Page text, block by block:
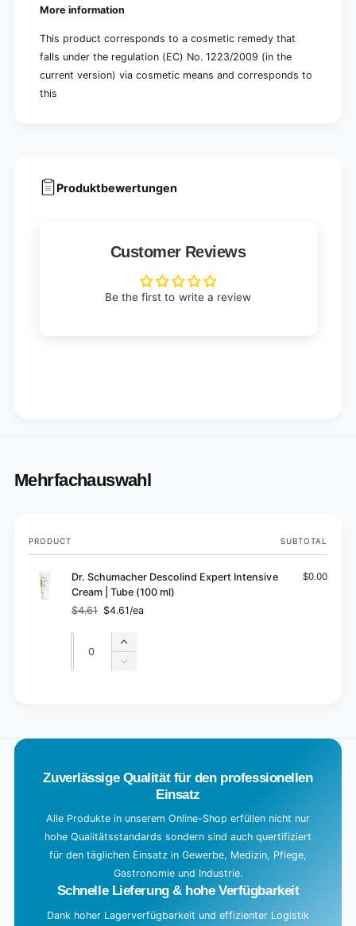
More information
This product corresponds to a cosmetic remedy that
falls under the regulation (EC) No. 1223/2009 (in the
current version) via cosmetic means and corresponds to
this
Produktbewertungen
Customer Reviews
Be the first to write a review
Mehrfachauswahl
Your
cart
PRODUCT SUBTOTAL
Dr. Schumacher Descolind Expert Intensive
Cream | Tube (100 ml)
Regular
price
$4.61
Sale
price
$4.61/ea
$0.00
Quantity
Increase
quantity
Decrease
a
Zuverlässige Qualität für den professionellen
Einsatz
Alle Produkte in unserem Online-Shop erfüllen nicht nur
hohe Qualitätsstandards sondern sind auch quertifiziert
für den täglichen Einsatz in Gewerbe, Medizin, Pflege,
Gastronomie und Industrie.
Schnelle Lieferung & hohe Verfügbarkeit
Dank hoher Lagerverfügbarkeit und effizienter Logistik